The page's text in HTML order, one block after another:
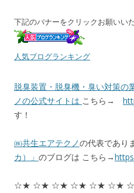
下記のバナーをクリックお願いい
人気ブログランキング
脱臭装置・脱臭機・臭い対策の
ノの公式サイトは こちら→
す！
㈱共生エアテクノの代表であり
カ）」 のブログは こちら→
☆★ ☆★ ☆★ ☆★ ☆★ ☆★